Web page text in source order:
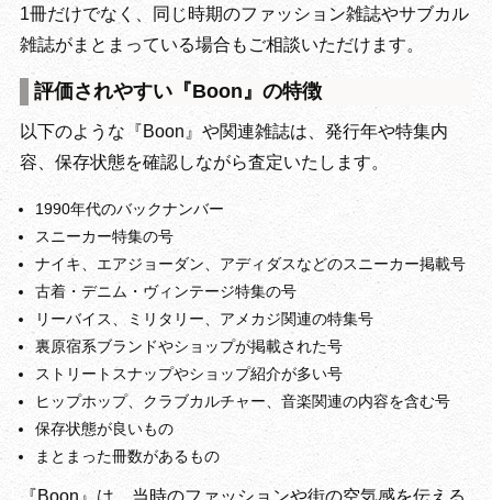
1冊だけでなく、同じ時期のファッション雑誌やサブカル
雑誌がまとまっている場合もご相談いただけます。
評価されやすい『Boon』の特徴
以下のような『Boon』や関連雑誌は、発行年や特集内
容、保存状態を確認しながら査定いたします。
1990年代のバックナンバー
スニーカー特集の号
ナイキ、エアジョーダン、アディダスなどのスニーカー掲載号
古着・デニム・ヴィンテージ特集の号
リーバイス、ミリタリー、アメカジ関連の特集号
裏原宿系ブランドやショップが掲載された号
ストリートスナップやショップ紹介が多い号
ヒップホップ、クラブカルチャー、音楽関連の内容を含む号
保存状態が良いもの
まとまった冊数があるもの